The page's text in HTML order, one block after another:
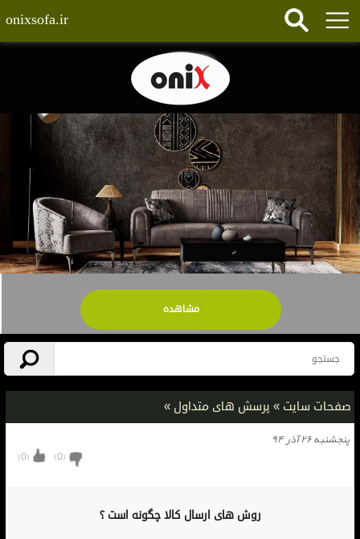
onixsofa.ir
مشاهده
صفحات سایت» پرسش های متداول»
پنجشنبه ۲۶ آذر ۹۴
(
0
) (
0
)
روش های ارسال کالا چگونه است ؟